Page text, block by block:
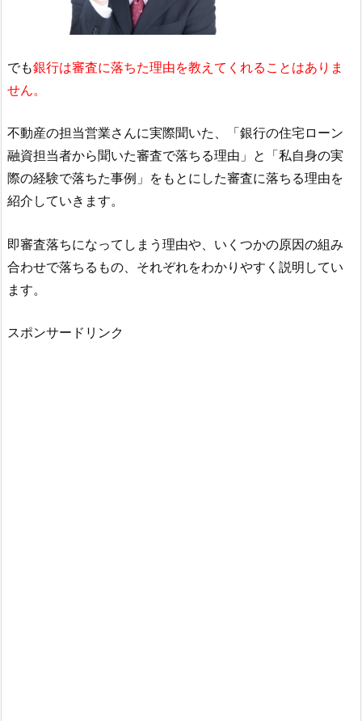
でも銀行は審査に落ちた理由を教えてくれることはありま
せん。
不動産の担当営業さんに実際聞いた、「銀行の住宅ローン
融資担当者から聞いた審査で落ちる理由」と「私自身の実
際の経験で落ちた事例」をもとにした審査に落ちる理由を
紹介していきます。
即審査落ちになってしまう理由や、いくつかの原因の組み
合わせで落ちるもの、それぞれをわかりやすく説明してい
ます。
スポンサードリンク